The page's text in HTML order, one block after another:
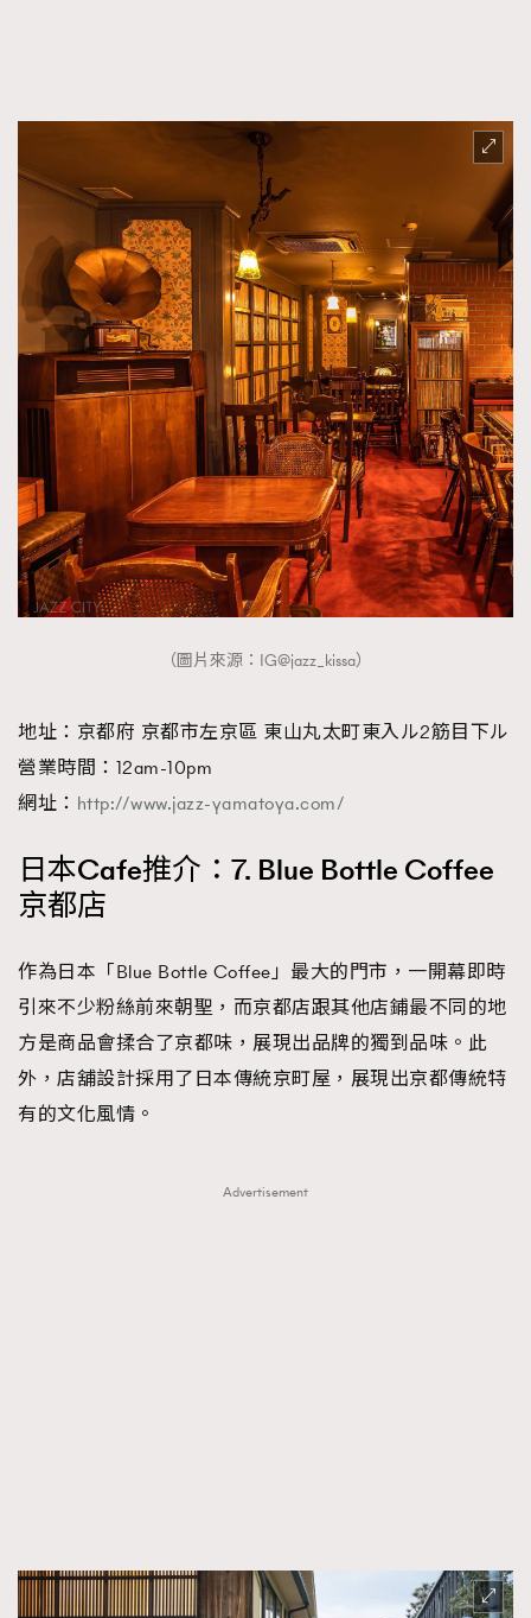
（圖片來源：IG@jazz_kissa）
地址：京都府 京都市左京區 東山丸太町東入ル2筋目下ル
營業時間：12am-10pm
網址： http://www.jazz-yamatoya.com/
日本Cafe推介：7. Blue Bottle Coffee
京都店
作為日本「Blue Bottle Coffee」最大的門市，一開幕即時
引來不少粉絲前來朝聖，而京都店跟其他店鋪最不同的地
方是商品會揉合了京都味，展現出品牌的獨到品味。此
外，店舖設計採用了日本傳統京町屋，展現出京都傳統特
有的文化風情。
Advertisement